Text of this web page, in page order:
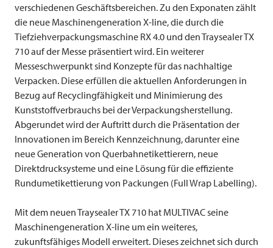
verschiedenen Geschäftsbereichen. Zu den Exponaten zählt
die neue Maschinengeneration X-line, die durch die
Tiefziehverpackungsmaschine RX 4.0 und den Traysealer TX
710 auf der Messe präsentiert wird. Ein weiterer
Messeschwerpunkt sind Konzepte für das nachhaltige
Verpacken. Diese erfüllen die aktuellen Anforderungen in
Bezug auf Recyclingfähigkeit und Minimierung des
Kunststoffverbrauchs bei der Verpackungsherstellung.
Abgerundet wird der Auftritt durch die Präsentation der
Innovationen im Bereich Kennzeichnung, darunter eine
neue Generation von Querbahnetikettierern, neue
Direktdrucksysteme und eine Lösung für die effiziente
Rundumetikettierung von Packungen (Full Wrap Labelling).
Mit dem neuen Traysealer TX 710 hat MULTIVAC seine
Maschinengeneration X-line um ein weiteres,
zukunftsfähiges Modell erweitert. Dieses zeichnet sich durch